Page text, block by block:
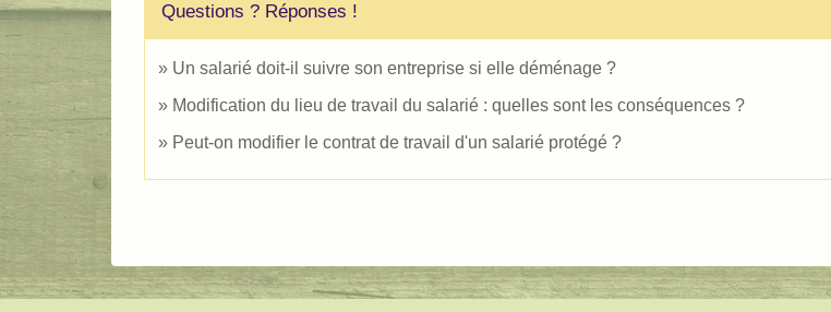
Questions ? Réponses !
Un salarié doit-il suivre son entreprise si elle déménage ?
Modification du lieu de travail du salarié : quelles sont les conséquences ?
Peut-on modifier le contrat de travail d'un salarié protégé ?